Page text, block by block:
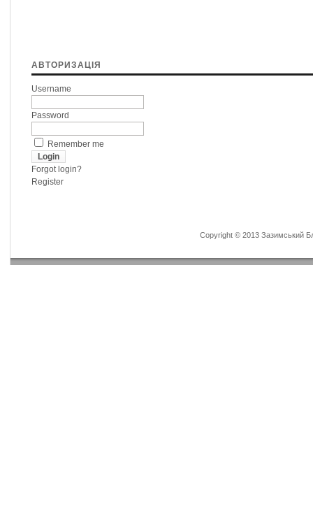
АВТОРИЗАЦІЯ
Username
Password
Remember me
Forgot login?
Register
Copyright © 2013 Зазимський